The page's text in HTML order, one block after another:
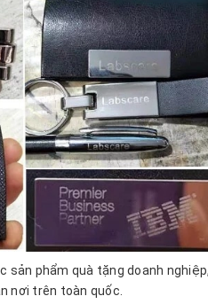
sản phẩm quà tặng doanh
nơi trên toàn quốc.